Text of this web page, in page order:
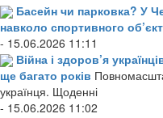
Басейн чи парковка? У
навколо спортивного
- 15.06.2026 11:11
Війна і здоров’я
ще багато років
українця. Щоденні
- 15.06.2026 11:02